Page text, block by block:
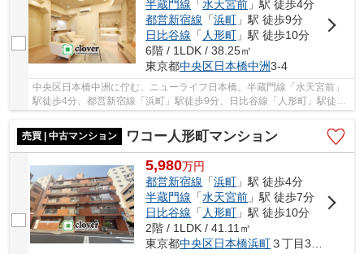
半蔵門線 「水天宮前 」駅 徒歩4分
都営新宿線 「浜町 」駅 徒歩9分
日比谷線 「 人形町 」駅 徒歩10分
6階 / 1LDK / 38.25㎡
東京都中央区日本橋中洲3-4
中央区日本橋中洲に佇む、ニューライフ日本橋。半蔵門線「水天宮前」
駅徒歩4分、都営新宿線「浜町」駅徒歩9分、日比谷線「人形町」駅徒歩
売買 | 中古マンション
ワコー人形町マンション
5,980万円
都営新宿線 「浜町 」駅 徒歩4分
半蔵門線 「水天宮前 」駅 徒歩7分
日比谷線 「 人形町 」駅 徒歩10分
2階 / 1LDK / 41.11㎡
東京都中央区日本橋浜町３丁目30-4